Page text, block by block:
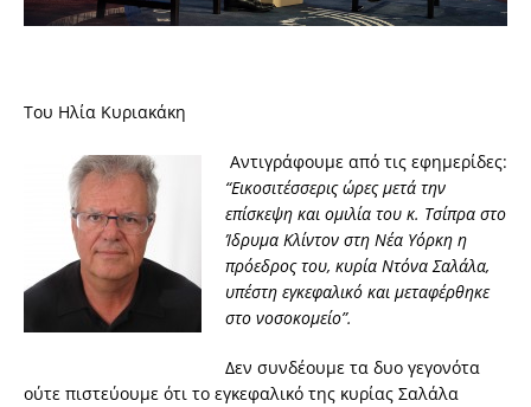
Του Ηλία Κυριακάκη
Αντιγράφουμε από τις εφημερίδες:
“Εικοσιτέσσερις ώρες μετά την
επίσκεψη και ομιλία του κ. Τσίπρα στο
Ίδρυμα Κλίντον στη Νέα Υόρκη η
πρόεδρος του, κυρία Ντόνα Σαλάλα,
υπέστη εγκεφαλικό και μεταφέρθηκε
στο νοσοκομείο”.
Δεν συνδέουμε τα δυο γεγονότα
ούτε πιστεύουμε ότι το εγκεφαλικό της κυρίας Σαλάλα